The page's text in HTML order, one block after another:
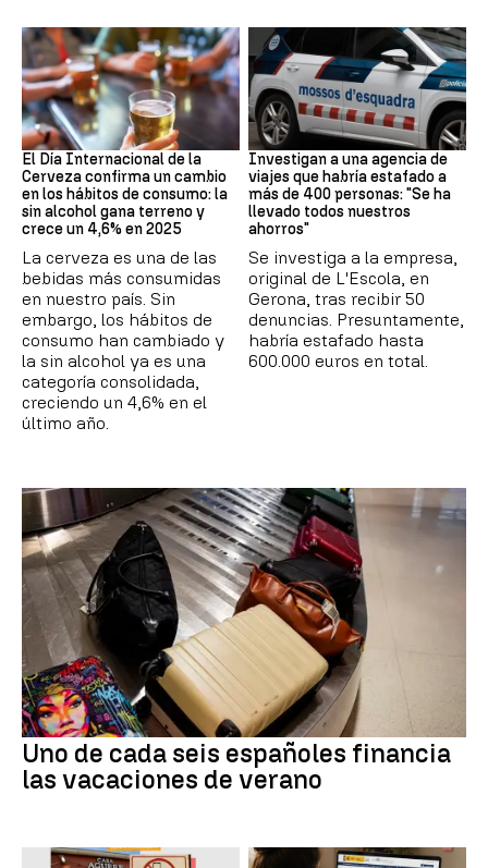
Día Internacional Cerveza
El Día Internacional de la
Cerveza confirma un cambio
en los hábitos de consumo: la
sin alcohol gana terreno y
crece un 4,6% en 2025
La cerveza es una de las
bebidas más consumidas
en nuestro país. Sin
embargo, los hábitos de
consumo han cambiado y
la sin alcohol ya es una
categoría consolidada,
creciendo un 4,6% en el
último año.
Estafa
Investigan a una agencia de
viajes que habría estafado a
más de 400 personas: "Se ha
llevado todos nuestros
ahorros"
Se investiga a la empresa,
original de L'Escola, en
Gerona, tras recibir 50
denuncias. Presuntamente,
habría estafado hasta
600.000 euros en total.
Uno de cada seis españoles financia
las vacaciones de verano